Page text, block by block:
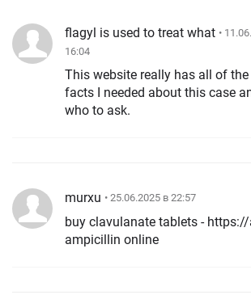
flagyl is used to treat what •
16:04
This website really has all of
facts I needed about this case
who to ask.
murxu • 25.06.2025 в 22:57
buy clavulanate tablets -
ampicillin online